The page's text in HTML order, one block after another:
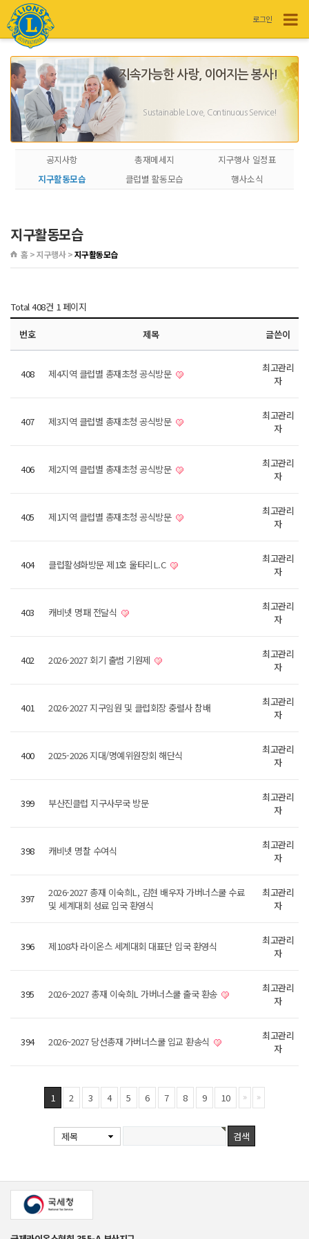
로그인
지속가능한 사랑, 이어지는 봉사!
Sustainable Love, Continuous Service!
공지사항 총재메세지
지구행사 일정표
지구활동모습
클럽별 활동모습 행사소식
지구활동모습
홈 > 지구행사 >지구활동모습
Total 408건 1 페이지
번호 제목 글쓴이
408 제4지역 클럽별 총재초청 공식방문
최고관리
자
407 제3지역 클럽별 총재초청 공식방문
최고관리
자
406 제2지역 클럽별 총재초청 공식방문
최고관리
자
405 제1지역 클럽별 총재초청 공식방문
최고관리
자
404 클럽활성화방문 제1호 울타리L.C
최고관리
자
403 캐비넷 명패 전달식
최고관리
자
402 2026-2027 회기 출범 기원제
최고관리
자
401 2026-2027 지구임원 및 클럽회장 충렬사 참배
최고관리
자
400 2025-2026 지대/명예위원장회 해단식
최고관리
자
399 부산진클럽 지구사무국 방문
최고관리
자
398 캐비넷 명찰 수여식
최고관리
자
397
2026-2027 총재 이숙희L, 김현 배우자 가버너스쿨 수료
및 세계대회 성료 입국 환영식
최고관리
자
396 제108차 라이온스 세계대회 대표단 입국 환영식
최고관리
자
395 2026~2027 총재 이숙희L 가버너스쿨 출국 환송
최고관리
자
394 2026~2027 당선총재 가버너스쿨 입교 환송식
최고관리
자
1 2 3 4 5 6 7 8 9 10
제목